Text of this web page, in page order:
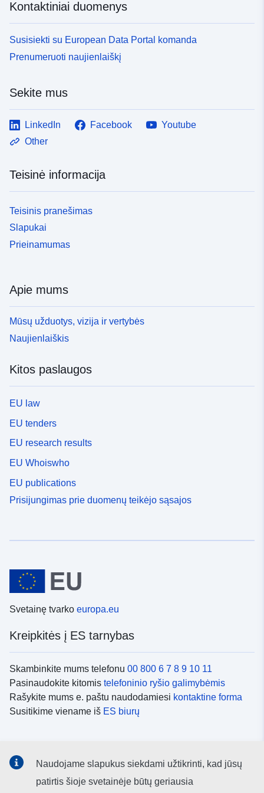
Kontaktiniai duomenys
Susisiekti su European Data Portal komanda
Prenumeruoti naujienlaiškį
Sekite mus
LinkedIn Facebook
Youtube
Other
Teisinė informacija
Teisinis pranešimas
Slapukai
Prieinamumas
Apie mums
Mūsų užduotys, vizija ir vertybės
Naujienlaiškis
Kitos paslaugos
EU law
EU tenders
EU research results
EU Whoiswho
EU publications
Prisijungimas prie duomenų teikėjo sąsajos
Svetainę tvarko europa.eu
Kreipkitės į ES tarnybas
Skambinkite mums telefonu 00 800 6 7 8 9 10 11
Pasinaudokite kitomis telefoninio ryšio galimybėmis
Rašykite mums e. paštu naudodamiesi kontaktine forma
Susitikime viename iš ES biurų
socialinių tinklų kanalai
Naudojame slapukus siekdami užtikrinti, kad jūsų
patirtis šioje svetainėje būtų geriausia